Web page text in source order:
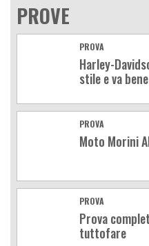
PROVE
PROVA
Harley-
stile e va bene
PROVA
Moto Morini
PROVA
Prova
tuttofare